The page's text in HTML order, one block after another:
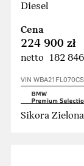
Diesel
Cena
224 900 zł
netto 182 846
VIN
Sikora